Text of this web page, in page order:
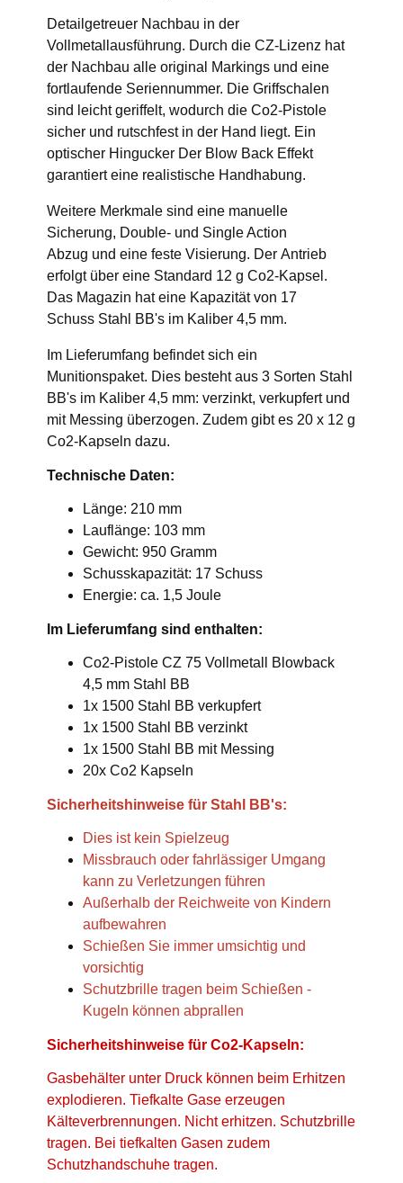
Detailgetreuer Nachbau in der
Vollmetallausführung. Durch die CZ-Lizenz hat
der Nachbau alle original Markings und eine
fortlaufende Seriennummer. Die Griffschalen
sind leicht geriffelt, wodurch die Co2-Pistole
sicher und rutschfest in der Hand liegt. Ein
optischer Hingucker Der Blow Back Effekt
garantiert eine realistische Handhabung.
Weitere Merkmale sind eine manuelle
Sicherung, Double- und Single Action
Abzug und eine feste Visierung. Der Antrieb
erfolgt über eine Standard 12 g Co2-Kapsel.
Das Magazin hat eine Kapazität von 17
Schuss Stahl BB's im Kaliber 4,5 mm.
Im Lieferumfang befindet sich ein
Munitionspaket. Dies besteht aus 3 Sorten Stahl
BB's im Kaliber 4,5 mm: verzinkt, verkupfert und
mit Messing überzogen. Zudem gibt es 20 x 12 g
Co2-Kapseln dazu.
Technische Daten:
Länge: 210 mm
Lauflänge: 103 mm
Gewicht: 950 Gramm
Schusskapazität: 17 Schuss
Energie: ca. 1,5 Joule
Im Lieferumfang sind enthalten:
Co2-Pistole CZ 75 Vollmetall Blowback
4,5 mm Stahl BB
1x 1500 Stahl BB verkupfert
1x 1500 Stahl BB verzinkt
1x 1500 Stahl BB mit Messing
20x Co2 Kapseln
Sicherheitshinweise für Stahl BB's:
Dies ist kein Spielzeug
Missbrauch oder fahrlässiger Umgang
kann zu Verletzungen führen
Außerhalb der Reichweite von Kindern
aufbewahren
Schießen Sie immer umsichtig und
vorsichtig
Schutzbrille tragen beim Schießen -
Kugeln können abprallen
Sicherheitshinweise für Co2-Kapseln:
Gasbehälter unter Druck können beim Erhitzen
explodieren. Tiefkalte Gase erzeugen
Kälteverbrennungen. Nicht erhitzen. Schutzbrille
tragen. Bei tiefkalten Gasen zudem
Schutzhandschuhe tragen.